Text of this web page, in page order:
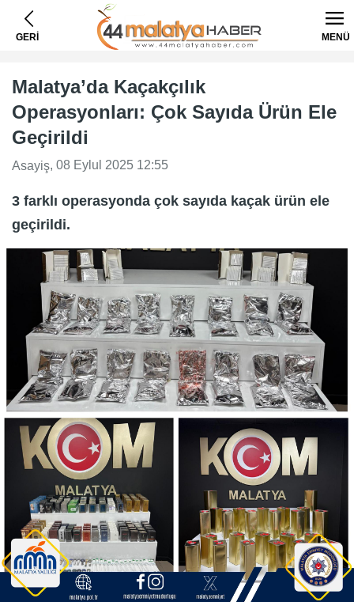
GERİ MENÜ
Malatya’da Kaçakçılık
Operasyonları: Çok Sayıda Ürün Ele
Geçirildi
Asayiş, 08 Eylul 2025 12:55
3 farklı operasyonda çok sayıda kaçak ürün ele
geçirildi.